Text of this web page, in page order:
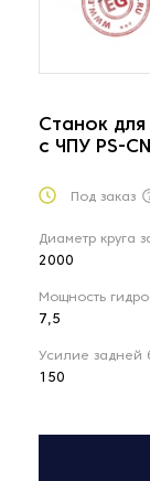
Станок
с ЧПУ PS-
Под заказ
Диаметр круга
2000
Мощность
7,5
Усилие задней
150